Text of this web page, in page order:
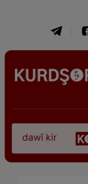
dawî kir